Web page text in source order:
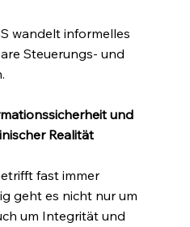
wandelt informelles
Steuerungs- und
und
Realität
fast immer
geht es nicht nur um
um Integrität und